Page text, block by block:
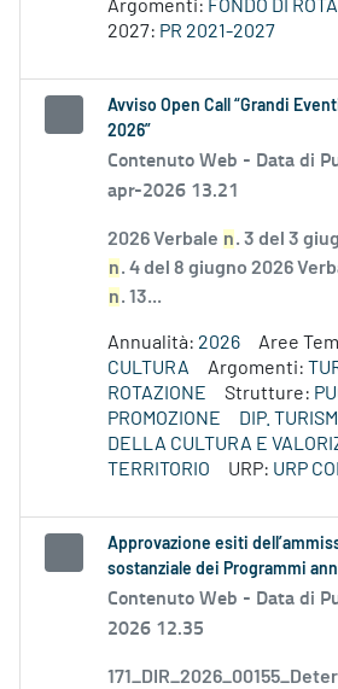
Argomenti: FONDO DI
2027: PR 2021-2027
Avviso Open Call “Grandi
2026”
Contenuto Web - Data di
apr-2026 13.21
2026 Verbale n. 3 del 3
n. 4 del 8 giugno 2026
n. 13...
Annualità: 2026 Aree
CULTURA
Argomenti:
ROTAZIONE
Strutture:
PROMOZIONE
DIP.
DELLA CULTURA E
TERRITORIO
URP: URP
Approvazione esiti
sostanziale dei Programmi
Contenuto Web - Data di
2026 12.35